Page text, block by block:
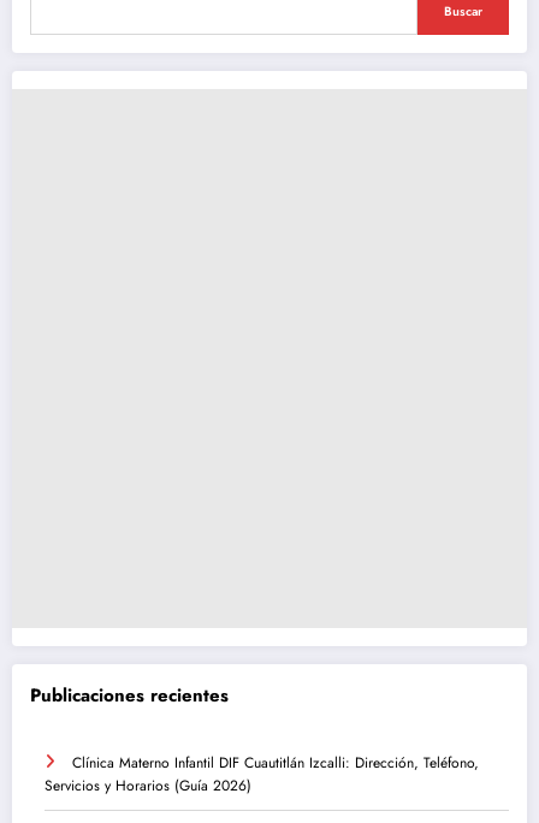
Buscar
Publicaciones recientes
Clínica Materno Infantil DIF Cuautitlán Izcalli: Dirección, Teléfono,
Servicios y Horarios (Guía 2026)